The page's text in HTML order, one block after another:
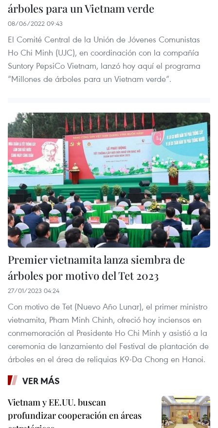
árboles para un Vietnam verde
08/06/2022 09:43
El Comité Central de la Unión de Jóvenes Comunistas
Ho Chi Minh (UJC), en coordinación con la compañía
Suntory PepsiCo Vietnam, lanzó hoy aquí el programa
“Millones de árboles para un Vietnam verde”.
Premier vietnamita lanza siembra de
árboles por motivo del Tet 2023
27/01/2023 04:24
Con motivo de Tet (Nuevo Año Lunar), el primer ministro
vietnamita, Pham Minh Chinh, ofreció hoy inciensos en
conmemoración al Presidente Ho Chi Minh y asistió a la
ceremonia de lanzamiento del Festival de plantación de
árboles en el área de reliquias K9-Da Chong en Hanoi.
VER MÁS
Vietnam y EE.UU. buscan
profundizar cooperación en áreas